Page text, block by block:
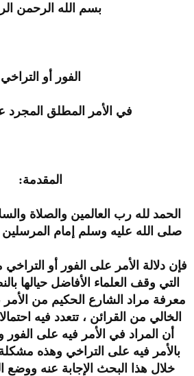
ء
بسم الله الرحمن
الفور أو التراخي
في الأمر المطلق المجرد
المقدمة:
الحمد لله رب العالمين والصلاة
صلى الله عليه وسلم إمام المرسلين
فإن دلالة الأمر على الفور أو
التي وقف العلماء الأفاضل حيالها
معرفة مراد الشارع الحكيم من الأمر
الخالي من القرائن ، تتعدد فيه
أن المراد في الأمر فيه على الفور
بالأمر فيه على التراخي وهذه
خلال هذا البحث الإجابة عنه ووضع